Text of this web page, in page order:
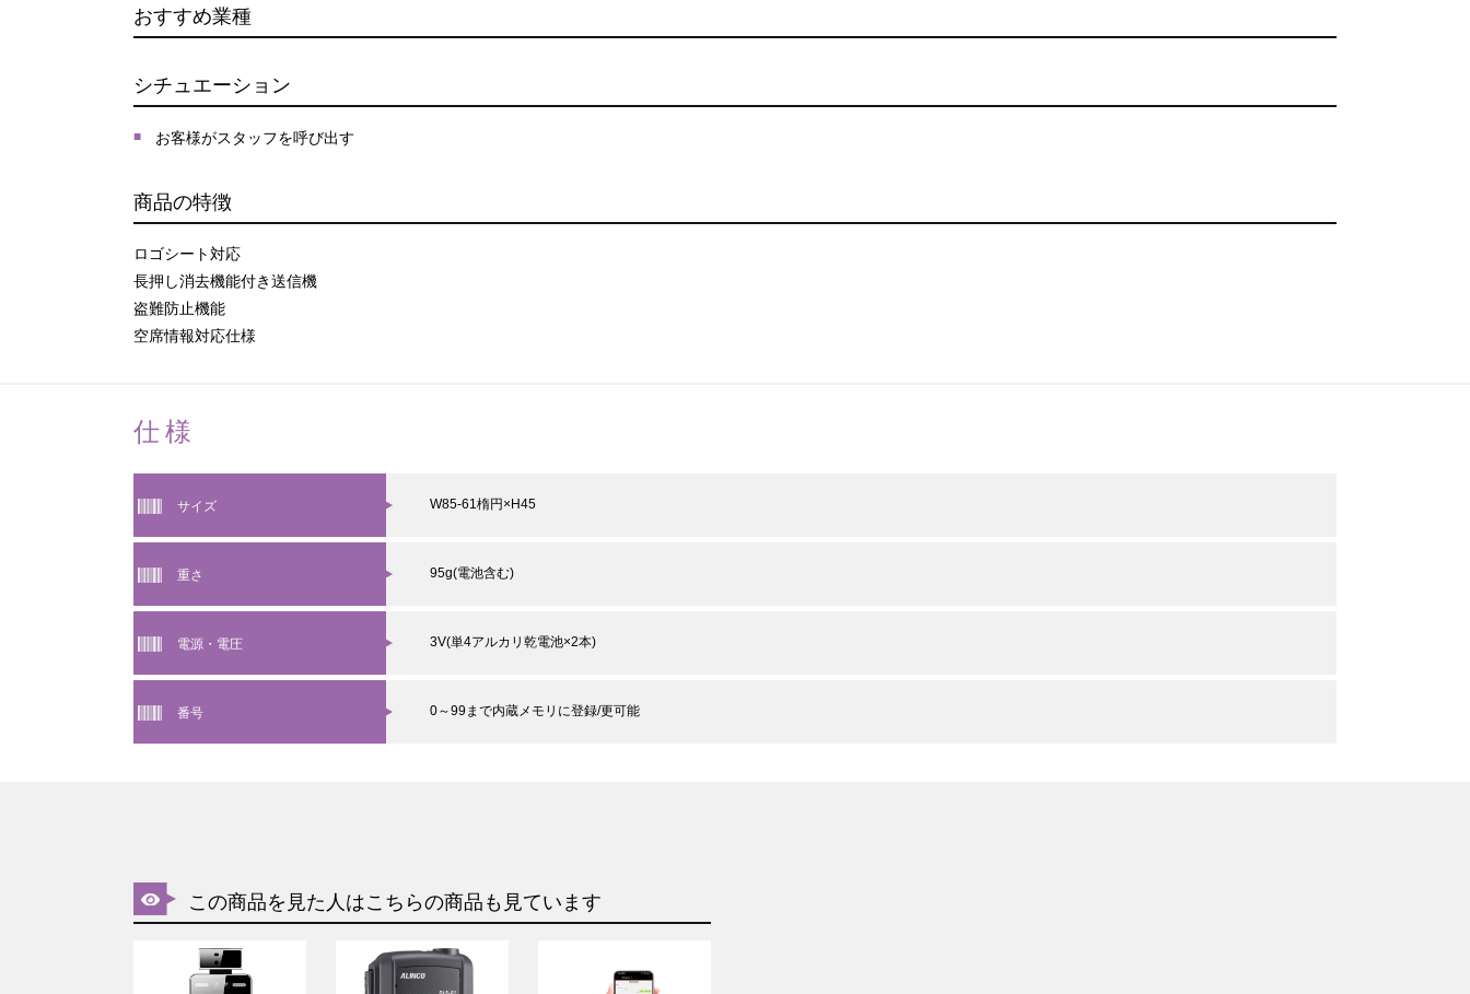
おすすめ業種
シチュエーション
お客様がスタッフを呼び出す
商品の特徴
ロゴシート対応
長押し消去機能付き送信機
盗難防止機能
空席情報対応仕様
仕様
サイズ W85-61楕円×H45
重さ 95g(電池含む)
電源・電圧 3V(単4アルカリ乾電池×2本)
番号 0～99まで内蔵メモリに登録/更可能
この商品を見た人はこちらの商品も見ています